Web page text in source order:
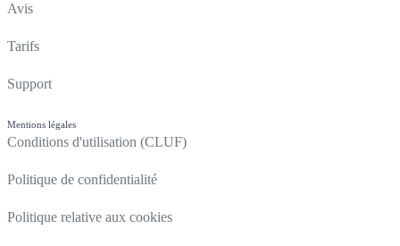
Avis
Tarifs
Support
Mentions légales
Conditions d'utilisation (CLUF)
Politique de confidentialité
Politique relative aux cookies